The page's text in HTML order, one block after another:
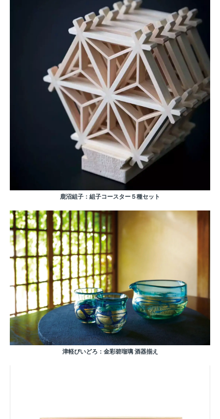
鹿沼組子：組子コースター５種セット
津軽びいどろ：金彩碧瑠璃 酒器揃え